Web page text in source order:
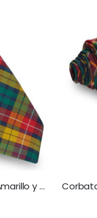
Corbata Cuadro Escoces Amarillo y Verde